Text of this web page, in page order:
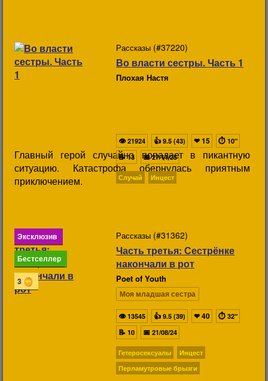
Рассказы (#37220)
Во власти сестры. Часть 1
Плохая Настя
Главный герой случайно попадает в пикантную
ситуацию. Катастрофа обернулась приятным
приключением.
👁21924 👍 9.5 (43) ❤15 ⏱ 10"
📝13 📅27/11/25
Случай Инцест
Эксклюзив
Бестселлер
3
Рассказы (#31362)
Часть третья: Сестрёнке
накончали в рот
Poet of Youth
Моя младшая сестра
👁13545 👍 9.5 (39) ❤40 ⏱ 32"
📝 10 📅 21/08/24
Гетеросексуалы
Инцест
Перламутровые брызги